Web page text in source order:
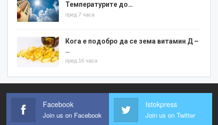
Температурите до…
пред 7 часа
Кога е подобро да се зема витамин Д –
…
пред 16 часа
Facebook
Join us on Facebook
Istokpress
Join us on Twitter